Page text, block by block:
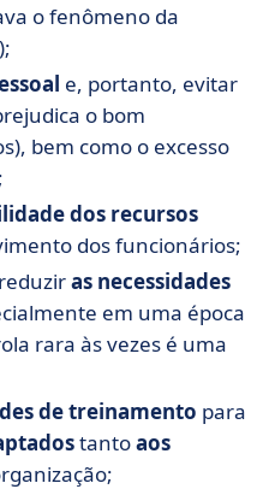
o fenômeno da
);
e, portanto, evitar
o bom
bem como o excesso
dos recursos
dos funcionários;
as necessidades
em uma época
rara às vezes é uma
de treinamento para
tantoaos